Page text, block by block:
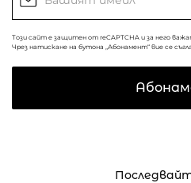
Този сайт е защитен от reCAPTCHA и за него
Чрез натискане на бутона „Абонамент“ вие се